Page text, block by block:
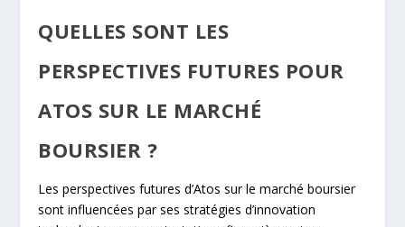
QUELLES SONT LES
PERSPECTIVES FUTURES POUR
ATOS SUR LE MARCHÉ
BOURSIER ?
Les perspectives futures d’Atos sur le marché boursier
sont influencées par ses stratégies d’innovation